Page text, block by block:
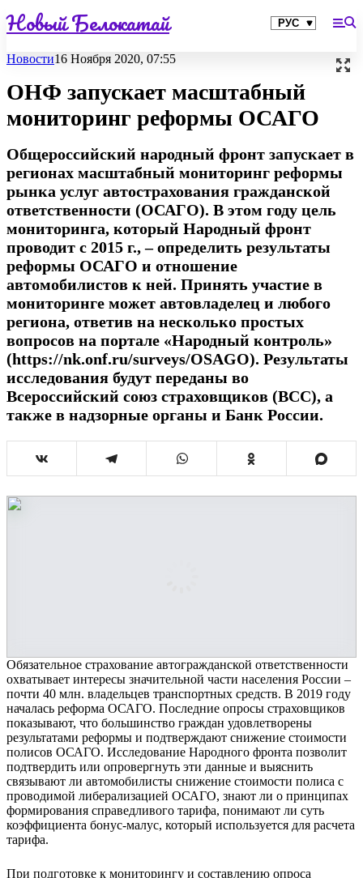
Новый Белокатай
Новости16 Ноября 2020, 07:55
ОНФ запускает масштабный
мониторинг реформы ОСАГО
Общероссийский народный фронт запускает в
регионах масштабный мониторинг реформы
рынка услуг автострахования гражданской
ответственности (ОСАГО). В этом году цель
мониторинга, который Народный фронт
проводит с 2015 г., – определить результаты
реформы ОСАГО и отношение
автомобилистов к ней. Принять участие в
мониторинге может автовладелец и любого
региона, ответив на несколько простых
вопросов на портале «Народный контроль»
(https://nk.onf.ru/surveys/OSAGO). Результаты
исследования будут переданы во
Всероссийский союз страховщиков (ВСС), а
также в надзорные органы и Банк России.
Обязательное страхование автогражданской ответственности
охватывает интересы значительной части населения России –
почти 40 млн. владельцев транспортных средств. В 2019 году
началась реформа ОСАГО. Последние опросы страховщиков
показывают, что большинство граждан удовлетворены
результатами реформы и подтверждают снижение стоимости
полисов ОСАГО. Исследование Народного фронта позволит
подтвердить или опровергнуть эти данные и выяснить
связывают ли автомобилисты снижение стоимости полиса с
проводимой либерализацией ОСАГО, знают ли о принципах
формирования справедливого тарифа, понимают ли суть
коэффициента бонус-малус, который используется для расчета
тарифа.
При подготовке к мониторингу и составлению опроса